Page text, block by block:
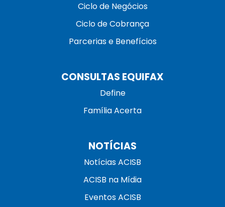
Ciclo de Negócios
Ciclo de Cobrança
Parcerias e Benefícios
CONSULTAS EQUIFAX
Define
Família Acerta
NOTÍCIAS
Notícias ACISB
ACISB na Mídia
Eventos ACISB